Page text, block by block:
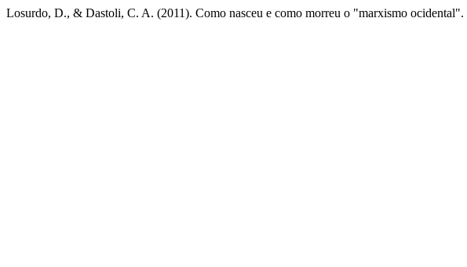
Losurdo, D., & Dastoli, C. A. (2011). Como nasceu e como morreu o "marxismo ocidental".